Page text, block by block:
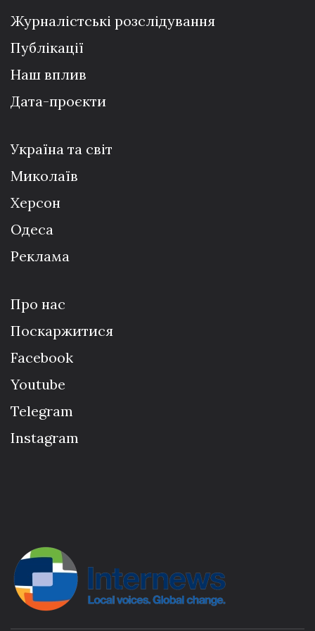
Журналістські розслідування
Публікації
Наш вплив
Дата-проєкти
Україна та світ
Миколаїв
Херсон
Одеса
Реклама
Про нас
Поскаржитися
Facebook
Youtube
Telegram
Instagram